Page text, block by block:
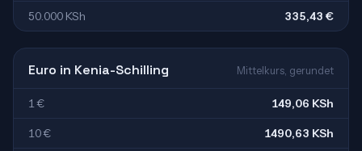
50.000 KSh 335,43 €
Euro in Kenia-Schilling Mittelkurs, gerundet
1 € 149,06 KSh
10 € 1490,63 KSh